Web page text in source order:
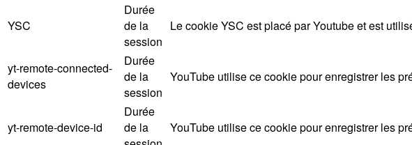
YSC
Durée
de la
session
Le cookie YSC est placé par Youtube et est
yt-remote-connected-
devices
Durée
de la
session
YouTube utilise ce cookie pour enregistrer les
yt-remote-device-id
Durée
de la
YouTube utilise ce cookie pour enregistrer les